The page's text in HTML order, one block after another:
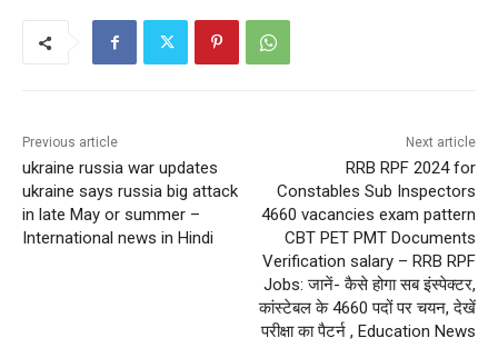
Previous article
ukraine russia war updates
ukraine says russia big attack
in late May or summer –
International news in Hindi
Next article
RRB RPF 2024 for
Constables Sub Inspectors
4660 vacancies exam pattern
CBT PET PMT Documents
Verification salary – RRB RPF
Jobs: जानें- कैसे होगा सब इंस्पेक्टर,
कांस्टेबल के 4660 पदों पर चयन, देखें
परीक्षा का पैटर्न , Education News